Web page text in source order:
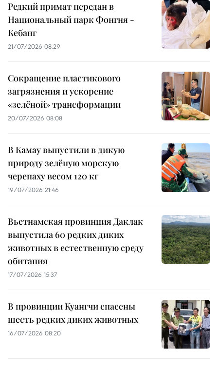
Редкий примат передан в
Национальный парк Фонгня -
Кебанг
21/07/2026 08:29
Сокращение пластикового
загрязнения и ускорение
«зелёной» трансформации
20/07/2026 08:08
В Камау выпустили в дикую
природу зелёную морскую
черепаху весом 120 кг
19/07/2026 21:46
Вьетнамская провинция Даклак
выпустила 60 редких диких
животных в естественную среду
обитания
17/07/2026 15:37
В провинции Куангчи спасены
шесть редких диких животных
16/07/2026 08:20